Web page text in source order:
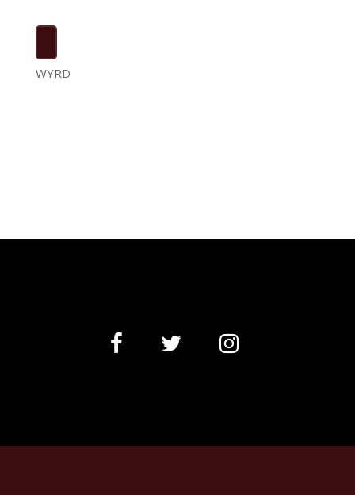
WYRD